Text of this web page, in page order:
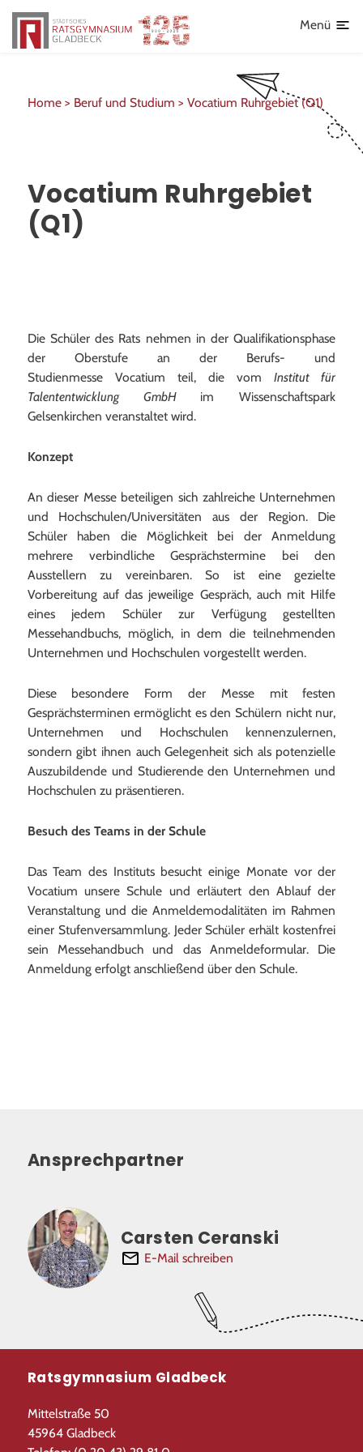
Menü
Individueller offener Ganztag (OGS)
Home > Beruf und Studium > Vocatium Ruhrgebiet (Q1)
Vocatium Ruhrgebiet
(Q1)
Die Schüler des Rats nehmen in der Qualifikationsphase
der Oberstufe an der Berufs- und
Studienmesse Vocatium teil, die vomInstitut für
Talententwicklung GmbH im Wissenschaftspark
Gelsenkirchen veranstaltet wird.
Konzept
An dieser Messe beteiligen sich zahlreiche Unternehmen
und Hochschulen/Universitäten aus der Region. Die
Schüler haben die Möglichkeit bei der Anmeldung
mehrere verbindliche Gesprächstermine bei den
Ausstellern zu vereinbaren. So ist eine gezielte
Vorbereitung auf das jeweilige Gespräch, auch mit Hilfe
eines jedem Schüler zur Verfügung gestellten
Messehandbuchs, möglich, in dem die teilnehmenden
Unternehmen und Hochschulen vorgestellt werden.
Diese besondere Form der Messe mit festen
Gesprächsterminen ermöglicht es den Schülern nicht nur,
Unternehmen und Hochschulen kennenzulernen,
sondern gibt ihnen auch Gelegenheit sich als potenzielle
Auszubildende und Studierende den Unternehmen und
Hochschulen zu präsentieren.
Besuch des Teams in der Schule
Das Team des Instituts besucht einige Monate vor der
Vocatium unsere Schule und erläutert den Ablauf der
Veranstaltung und die Anmeldemodalitäten im Rahmen
einer Stufenversammlung. Jeder Schüler erhält kostenfrei
sein Messehandbuch und das Anmeldeformular. Die
Anmeldung erfolgt anschließend über den Schule.
Ansprechpartner
Carsten Ceranski
E-Mail schreiben
Ratsgymnasium Gladbeck
Mittelstraße 50
45964 Gladbeck